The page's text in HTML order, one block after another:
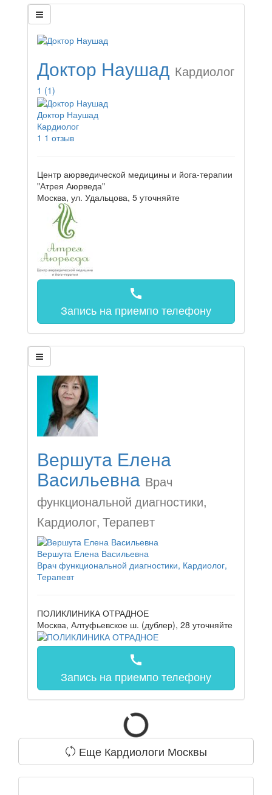
Доктор Наушад Кардиолог
1 (1)
Доктор Наушад
Кардиолог
1 1 отзыв
Центр аюрведической медицины и йога-терапии
"Атрея Аюрведа"
Москва, ул. Удальцова, 5 уточняйте
call
Запись на приемпо телефону
Вершута Елена
Васильевна Врач
функциональной диагностики,
Кардиолог, Терапевт
Вершута Елена Васильевна
Врач функциональной диагностики, Кардиолог,
Терапевт
ПОЛИКЛИНИКА ОТРАДНОЕ
Москва, Алтуфьевское ш. (дублер), 28 уточняйте
call
Запись на приемпо телефону
Еще Кардиологи Москвы